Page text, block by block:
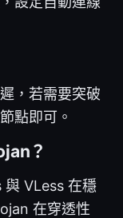
，若需要突破
點即可。
？
與 VLess 在穩
在穿透性